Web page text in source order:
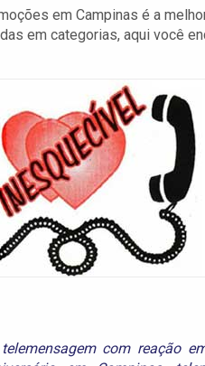
em Campinas é a
em categorias, aqui você
telemensagem com reação